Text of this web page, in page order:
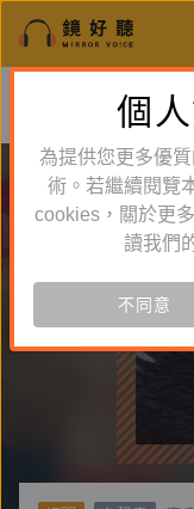
鏡好聽
體驗全面
個
為提供您更多優
術。若繼續閱覽
cookies，關於更
讀我們
不同意